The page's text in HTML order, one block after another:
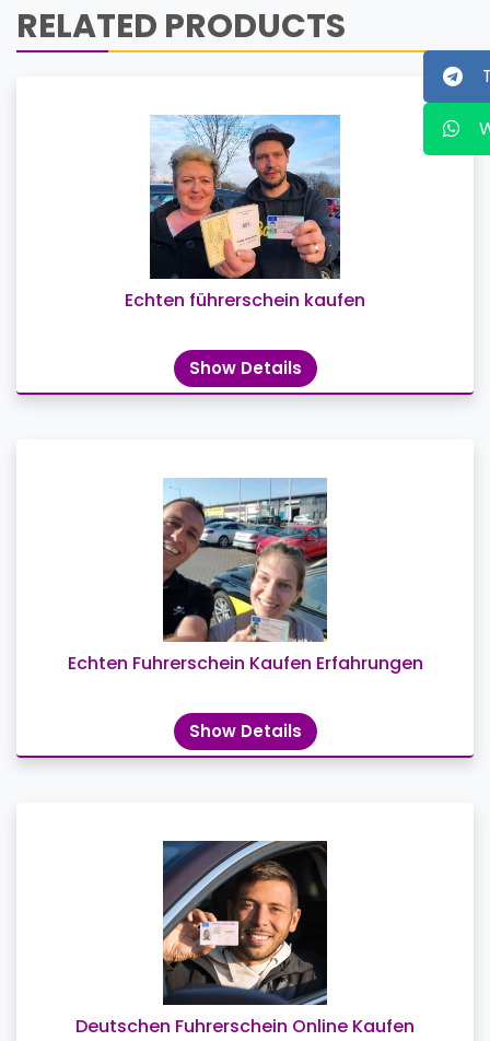
RELATED PRODUCTS
Echten führerschein kaufen
Show Details
Echten Fuhrerschein Kaufen Erfahrungen
Show Details
Deutschen Fuhrerschein Online Kaufen